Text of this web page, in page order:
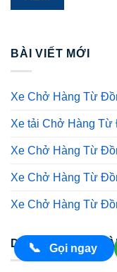
📞 Gọi ngay
BÀI VIẾT MỚI
Xe Chở Hàng Từ
Xe tải Chở Hàng Từ
Xe Chở Hàng Từ
Xe Chở Hàng Từ
Xe Chở Hàng Từ
DANH SÁCH